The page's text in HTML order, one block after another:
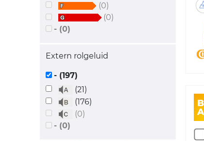
(0)
(0)
- (0)
Extern rolgeluid
- (197)
(21)
(176)
(0)
- (0)